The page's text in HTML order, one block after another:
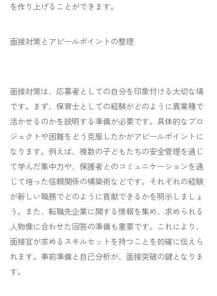
を作り上げることができます。
面接対策とアピールポイントの整理
面接対策は、応募者としての自分を印象付ける大切な場
です。まず、保育士としての経験がどのように異業種で
活かせるのかを説明する準備が必要です。具体的なプロ
ジェクトや困難をどう克服したかがアピールポイントに
なります。例えば、複数の子どもたちの安全管理を通じ
て学んだ集中力や、保護者とのコミュニケーションを通
じて培った信頼関係の構築術などです。それぞれの経験
が新しい職務でどのように貢献できるかを明示しましょ
う。また、転職先企業に関する情報を集め、求められる
人物像に合わせた回答の準備も重要です。これにより、
面接官が求めるスキルセットを持つことを的確に伝えら
れます。事前準備と自己分析が、面接突破の鍵となりま
す。